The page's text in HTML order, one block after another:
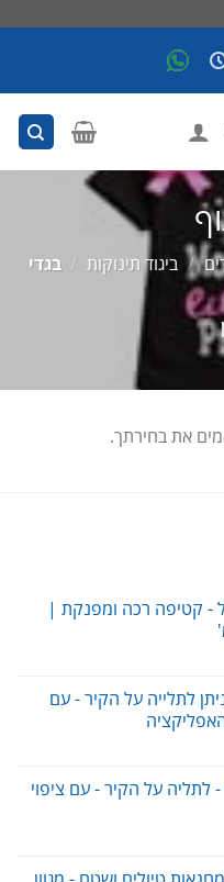
/ ביגוד תינוקות / בגדי
את בחירתך.
- קטיפה רכה ומפנקת |
לתלייה על הקיר - עם
לתליה על הקיר - עם ציפוי